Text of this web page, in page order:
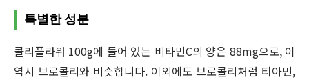
특별한 성분
콜리플라워 100g에 들어 있는 비타민C의 양은 88mg으로, 이
역시 브로콜리와 비슷합니다. 이외에도 브로콜리처럼 티아민,